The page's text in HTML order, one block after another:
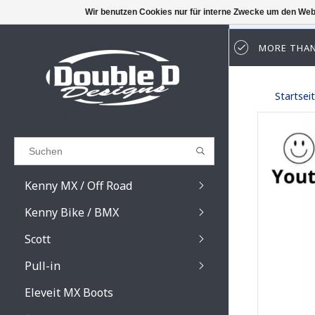
Results found (0)
ZURÜCK
Kenny MX / Off Road
Kenny Bike / BMX
Scott
Prospect / Fury
Primal / Split /
Pull-in
Eleveit MX Boots
MORE
Wir benutzen Cookies nur für interne Zwecke um den